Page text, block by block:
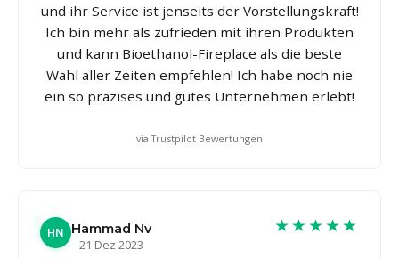
und ihr Service ist jenseits der Vorstellungskraft!
Ich bin mehr als zufrieden mit ihren Produkten
und kann Bioethanol-Fireplace als die beste
Wahl aller Zeiten empfehlen! Ich habe noch nie
ein so präzises und gutes Unternehmen erlebt!
via Trustpilot Bewertungen
HN Hammad Nv
21 Dez 2023
★★★★★